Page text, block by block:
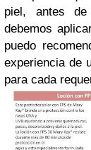
piel, antes
debemos
puedo
experiencia de
para cada